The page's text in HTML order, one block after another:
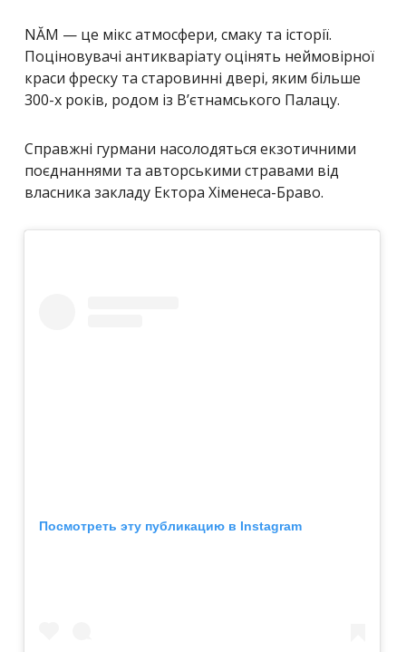
NĂM — це мікс атмосфери, смаку та історії.
Поціновувачі антикваріату оцінять неймовірної
краси фреску та старовинні двері, яким більше
300-х років, родом із В’єтнамського Палацу.
Справжні гурмани насолодяться екзотичними
поєднаннями та авторськими стравами від
власника закладу Ектора Хіменеса-Браво.
Посмотреть эту публикацию в Instagram